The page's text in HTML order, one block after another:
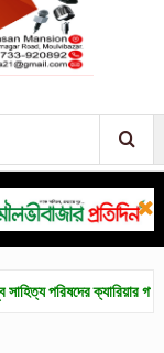
ক্যারিয়ার গাইডলাইন ও